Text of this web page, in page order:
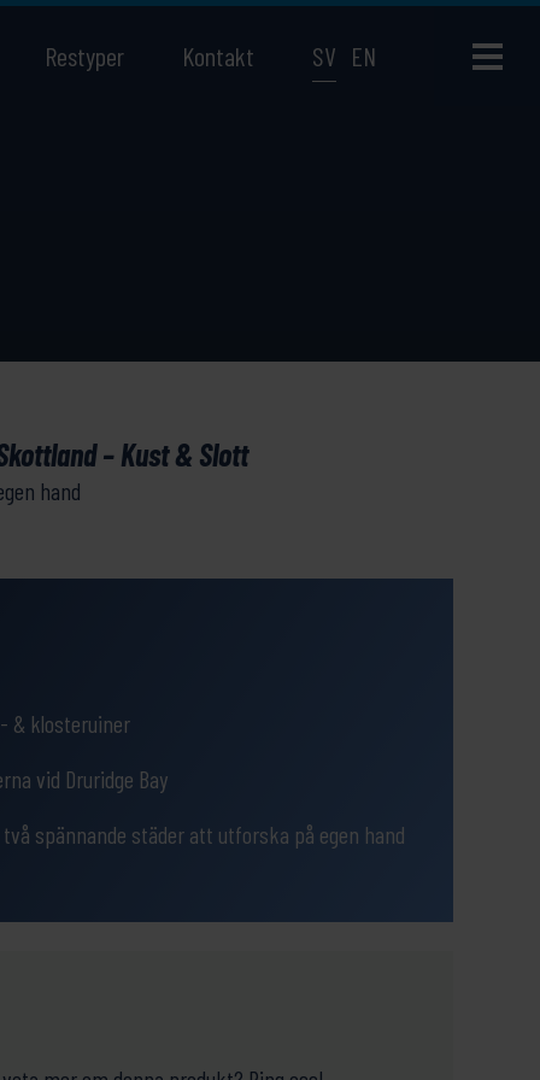
Restyper Kontakt SV EN
– Kust & Slott
hand
& klosteruiner
vid Druridge Bay
spännande städer att utforska på egen hand